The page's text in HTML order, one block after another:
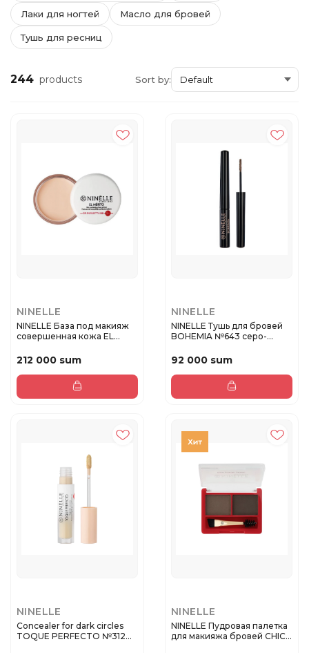
Лаки для ногтей Масло для бровей
Тушь для ресниц
244 products Sort by:
NINELLE
NINELLE База под макияж
совершенная кожа EL
212 000 sum
NINELLE
NINELLE Тушь для бровей
BOHEMIA №643 серо-
92 000 sum
NINELLE
Concealer for dark circles
TOQUE PERFECTO №312
NINELLE
NINELLE Пудровая палетка
для макияжа бровей CHIC